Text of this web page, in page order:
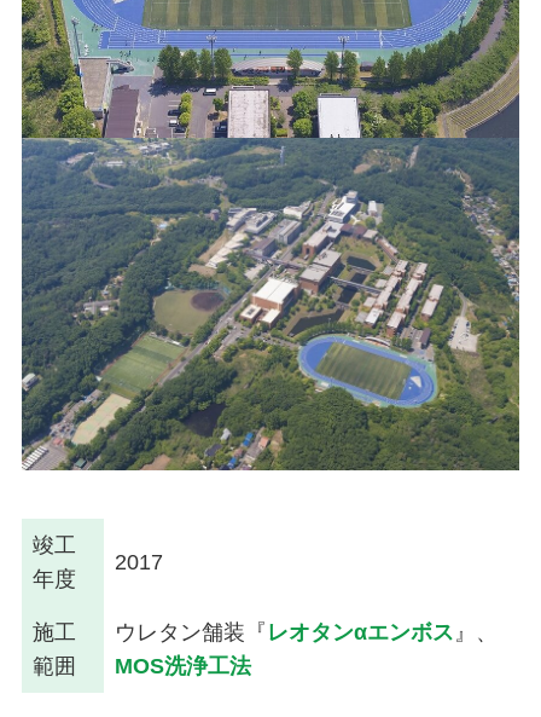
竣工
年度
2017
施工
範囲
ウレタン舗装『 レオタンαエンボス 』、
MOS洗浄工法